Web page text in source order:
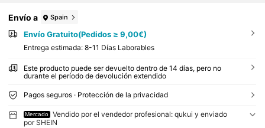
Envío a Spain
Envío Gratuito(Pedidos ≥ 9,00€)
Entrega estimada: 8-11 Días Laborables
Este producto puede ser devuelto dentro de 14 días, pero no
durante el período de devolución extendido
Pagos seguros · Protección de la privacidad
Mercado
Vendido por el vendedor profesional: qukui y enviado
por SHEIN